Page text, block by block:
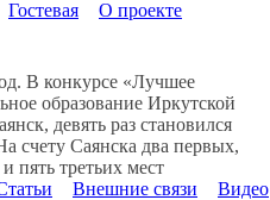
Гостевая О проекте
В конкурсе «Лучшее
образование Иркутской
девять раз становился
счету Саянска два первых,
пять третьих мест
Внешние связи Видео